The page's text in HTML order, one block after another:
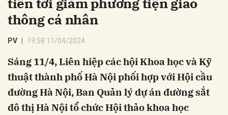
thông cá nhân
PV 19:58 11/04/2024
Sáng 11/4, Liên hiệp các hội Khoa học và Kỹ
thuật thành phố Hà Nội phối hợp với Hội cầu
đường Hà Nội, Ban Quản lý dự án đường sắt
đô thị Hà Nội tổ chức Hội thảo khoa học